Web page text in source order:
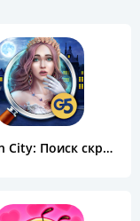
Hidden City: Поиск скрытых предметов